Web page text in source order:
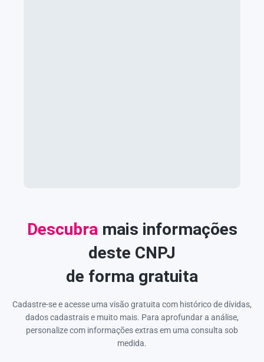
Descubra mais informações
deste CNPJ
de forma gratuita
Cadastre-se e acesse uma visão gratuita com histórico de dívidas,
dados cadastrais e muito mais. Para aprofundar a análise,
personalize com informações extras em uma consulta sob
medida.